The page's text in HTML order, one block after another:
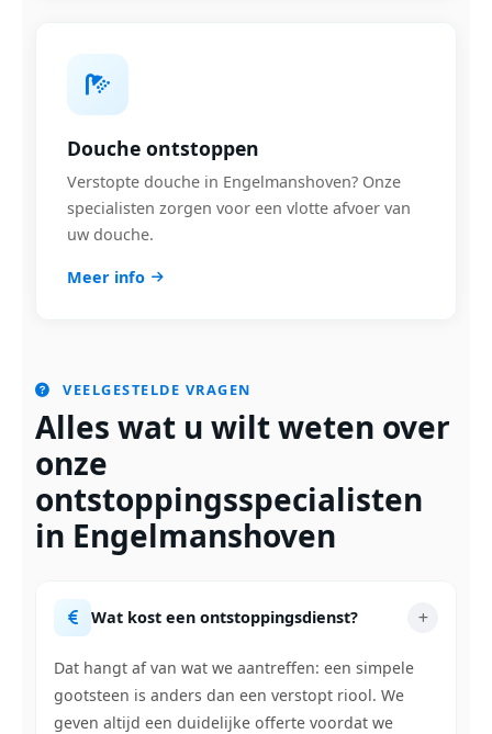
Douche ontstoppen
Verstopte douche in Engelmanshoven? Onze
specialisten zorgen voor een vlotte afvoer van
uw douche.
Meer info
VEELGESTELDE VRAGEN
Alles wat u wilt weten over
onze
ontstoppingsspecialisten
in Engelmanshoven
Wat kost een ontstoppingsdienst?
Dat hangt af van wat we aantreffen: een simpele
gootsteen is anders dan een verstopt riool. We
geven altijd een duidelijke offerte voordat we